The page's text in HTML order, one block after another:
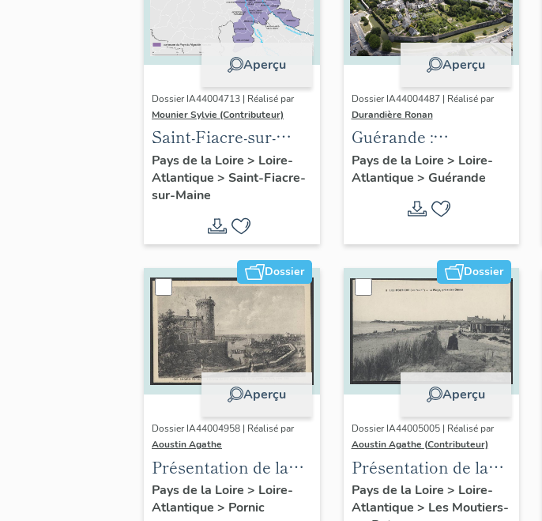
Aperçu
Dossier IA44004713 | Réalisé par
Mounier Sylvie (Contributeur)
Saint-Fiacre-sur-
Maine : présentation
de l'opération
d'inventaire
Pays de la Loire > Loire-
Atlantique > Saint-Fiacre-
sur-Maine
Aperçu
Dossier IA44004487 | Réalisé par
Durandière Ronan
Guérande :
présentation de la
commune et de l'aire
Pays de la Loire > Loire-
Atlantique > Guérande
Dossier
Aperçu
Dossier IA44004958 | Réalisé par
Aoustin Agathe
Présentation de la
commune de Pornic
Pays de la Loire > Loire-
Atlantique > Pornic
Dossier
Aperçu
Dossier IA44005005 | Réalisé par
Aoustin Agathe (Contributeur)
Présentation de la
commune des
Moutiers-en-Retz
Pays de la Loire > Loire-
Atlantique > Les Moutiers-